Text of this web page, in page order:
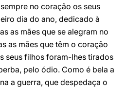
no coração os seus
dia do ano, dedicado à
as mães que se alegram no
as mães que têm o coração
seus filhos foram-lhes tirados
pelo ódio. Como é bela a
a guerra, que despedaça o